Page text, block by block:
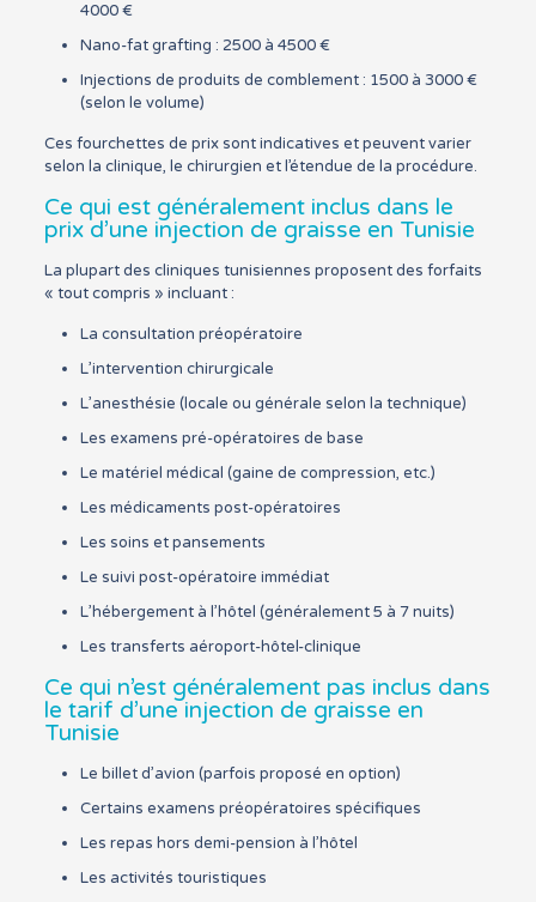
4000 €
Nano-fat grafting : 2500 à 4500 €
Injections de produits de comblement : 1500 à 3000 €
(selon le volume)
Ces fourchettes de prix sont indicatives et peuvent varier
selon la clinique, le chirurgien et l’étendue de la procédure.
Ce qui est généralement inclus dans le
prix d’une injection de graisse en Tunisie
La plupart des cliniques tunisiennes proposent des forfaits
« tout compris » incluant :
La consultation préopératoire
L’intervention chirurgicale
L’anesthésie (locale ou générale selon la technique)
Les examens pré-opératoires de base
Le matériel médical (gaine de compression, etc.)
Les médicaments post-opératoires
Les soins et pansements
Le suivi post-opératoire immédiat
L’hébergement à l’hôtel (généralement 5 à 7 nuits)
Les transferts aéroport-hôtel-clinique
Ce qui n’est généralement pas inclus dans
le tarif d’une injection de graisse en
Tunisie
Le billet d’avion (parfois proposé en option)
Certains examens préopératoires spécifiques
Les repas hors demi-pension à l’hôtel
Les activités touristiques